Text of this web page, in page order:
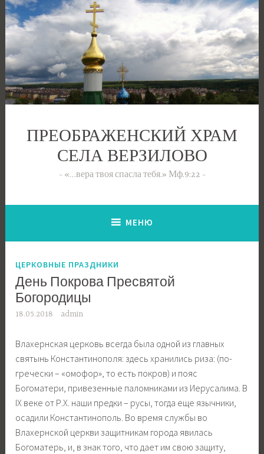
Перейти
к
содержимому
ПРЕОБРАЖЕНСКИЙ ХРАМ
СЕЛА ВЕРЗИЛОВО
«…вера твоя спасла тебя.» Мф.9:22
МЕНЮ
ЦЕРКОВНЫЕ ПРАЗДНИКИ
День Покрова Пресвятой
Богородицы
18.05.2018 admin
Влахернская церковь всегда была одной из главных
святынь Константинополя: здесь хранились риза: (по-
гречески – «омофор», то есть покров) и пояс
Богоматери, привезенные паломниками из Иерусалима. В
IX веке от Р.Х. наши предки – русы, тогда еще язычники,
осадили Константинополь. Во время службы во
Влахернской церкви защитникам города явилась
Богоматерь, и, в знак того, что дает им свою защиту,